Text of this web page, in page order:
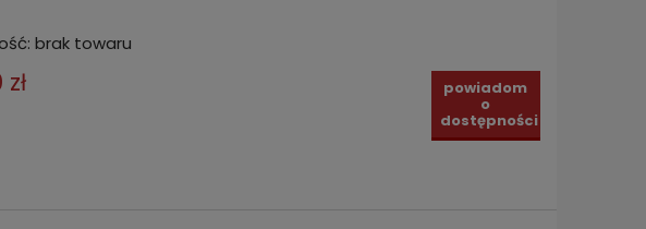
brak towaru
powiadom
o
dostępności